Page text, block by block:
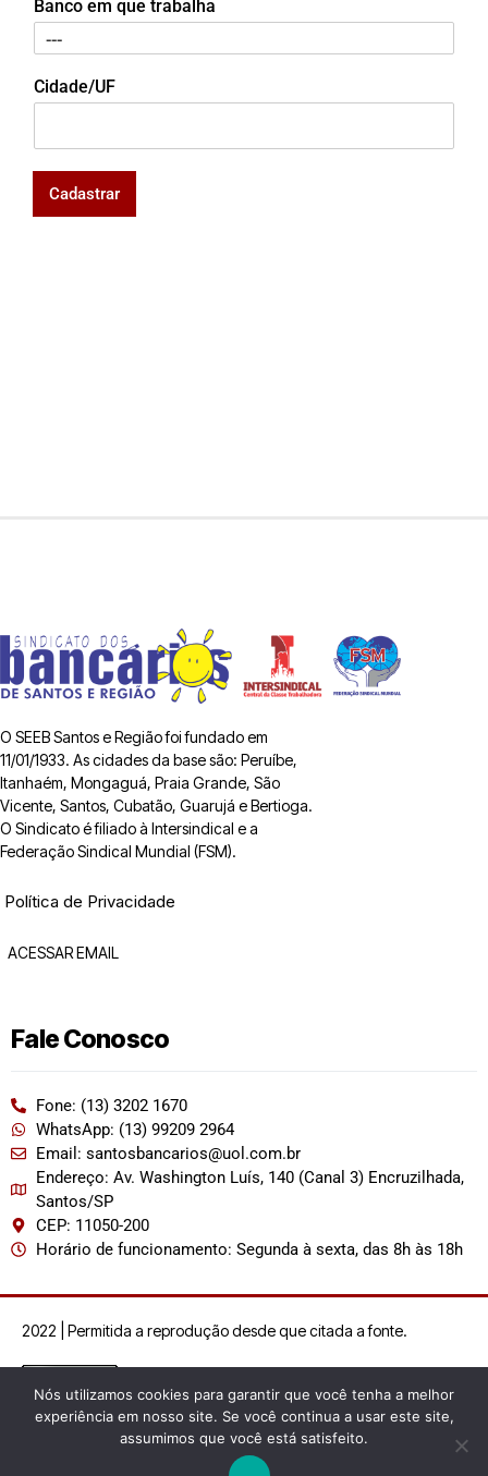
Banco em que trabalha
Cidade/UF
Cadastrar
O SEEB Santos e Região foi fundado em
11/01/1933. As cidades da base são: Peruíbe,
Itanhaém, Mongaguá, Praia Grande, São
Vicente, Santos, Cubatão, Guarujá e Bertioga.
O Sindicato é filiado à Intersindical e a
Federação Sindical Mundial (FSM).
Política de Privacidade
ACESSAR EMAIL
Fale Conosco
Fone: (13) 3202 1670
WhatsApp: (13) 99209 2964
Email: santosbancarios@uol.com.br
Endereço: Av. Washington Luís, 140 (Canal 3) Encruzilhada,
Santos/SP
CEP: 11050-200
Horário de funcionamento: Segunda à sexta, das 8h às 18h
2022 | Permitida a reprodução desde que citada a fonte.
Nós utilizamos cookies para garantir que você tenha a melhor
experiência em nosso site. Se você continua a usar este site,
assumimos que você está satisfeito.